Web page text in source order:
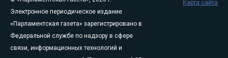
Электронное периодическое издание
«Парламентская газета» зарегистрировано в
Федеральной службе по надзору в сфере
связи, информационных технологий и
Карта сайта